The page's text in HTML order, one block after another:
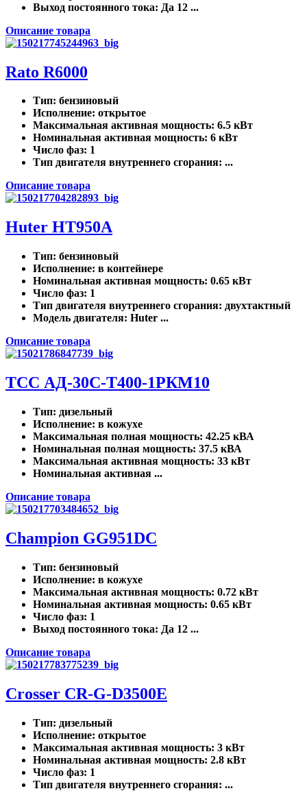
Выход постоянного тока: Да 12 ...
Описание товара
Rato R6000
Тип: бензиновый
Исполнение: открытое
Максимальная активная мощность: 6.5 кВт
Номинальная активная мощность: 6 кВт
Число фаз: 1
Тип двигателя внутреннего сгорания: ...
Описание товара
Huter HT950A
Тип: бензиновый
Исполнение: в контейнере
Номинальная активная мощность: 0.65 кВт
Число фаз: 1
Тип двигателя внутреннего сгорания: двухтактный
Модель двигателя: Huter ...
Описание товара
ТСС АД-30С-Т400-1РКМ10
Тип: дизельный
Исполнение: в кожухе
Максимальная полная мощность: 42.25 кВА
Номинальная полная мощность: 37.5 кВА
Максимальная активная мощность: 33 кВт
Номинальная активная ...
Описание товара
Champion GG951DC
Тип: бензиновый
Исполнение: в кожухе
Максимальная активная мощность: 0.72 кВт
Номинальная активная мощность: 0.65 кВт
Число фаз: 1
Выход постоянного тока: Да 12 ...
Описание товара
Crosser CR-G-D3500E
Тип: дизельный
Исполнение: открытое
Максимальная активная мощность: 3 кВт
Номинальная активная мощность: 2.8 кВт
Число фаз: 1
Тип двигателя внутреннего сгорания: ...